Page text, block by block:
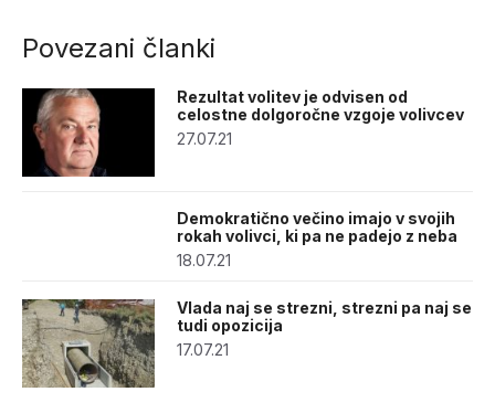
Povezani članki
Rezultat volitev je odvisen od
celostne dolgoročne vzgoje volivcev
27.07.21
Demokratično večino imajo v svojih
rokah volivci, ki pa ne padejo z neba
18.07.21
Vlada naj se strezni, strezni pa naj se
tudi opozicija
17.07.21